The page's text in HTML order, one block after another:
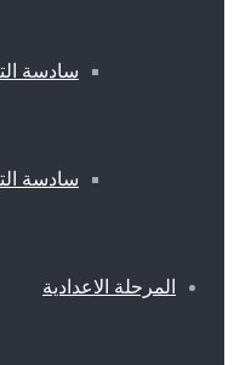
سادسة
سادسة
المرحلة الاعدادية